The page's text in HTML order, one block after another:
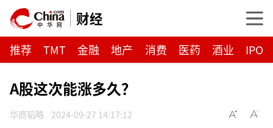
财经
推荐 TMT 金融 地产 消费 医药 酒业 IPO
A股这次能涨多久？
华商韬略 2024-09-27 14:17:12